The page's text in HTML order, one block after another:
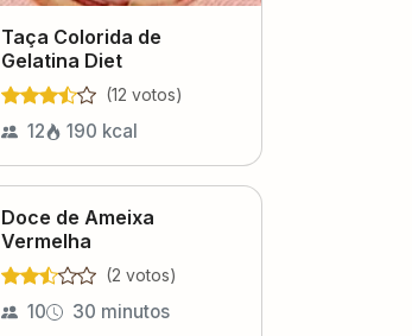
Taça Colorida de
Gelatina Diet
(12 votos)
12 190 kcal
Doce de Ameixa
Vermelha
(2 votos)
10 30 minutos